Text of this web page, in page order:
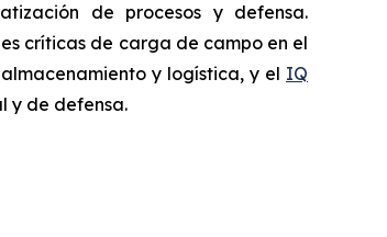
de procesos y defensa.
críticas de carga de campo en el
y logística, y el IQ
y de defensa.